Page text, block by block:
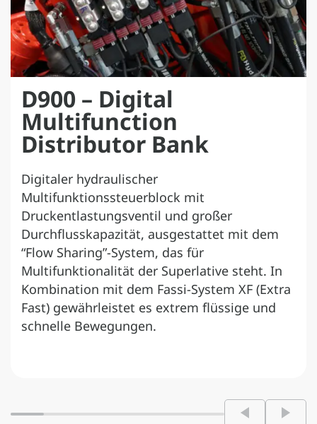
D900 – Digital
Multifunction
Distributor Bank
Digitaler hydraulischer
Multifunktionssteuerblock mit
Druckentlastungsventil und großer
Durchflusskapazität, ausgestattet mit dem
“Flow Sharing”-System, das für
Multifunktionalität der Superlative steht. In
Kombination mit dem Fassi-System XF (Extra
Fast) gewährleistet es extrem flüssige und
schnelle Bewegungen.